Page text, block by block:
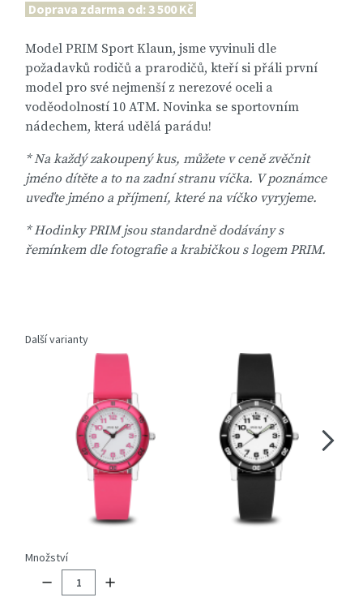
Doprava zdarma od: 3 500 Kč
Model PRIM Sport Klaun, jsme vyvinuli dle
požadavků rodičů a prarodičů, kteří si přáli první
model pro své nejmenší z nerezové oceli a
voděodolností 10 ATM. Novinka se sportovním
nádechem, která udělá parádu!
* Na každý zakoupený kus, můžete v ceně zvěčnit
jméno dítěte a to na zadní stranu víčka. V poznámce
uveďte jméno a příjmení, které na víčko vyryjeme.
* Hodinky PRIM jsou standardně dodávány s
řemínkem dle fotografie a krabičkou s logem PRIM.
Další varianty
Množství